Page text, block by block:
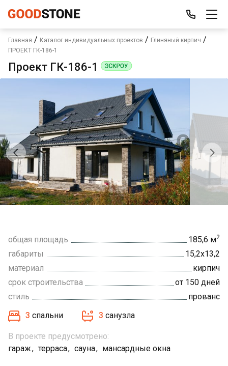
Главная / Каталог индивидуальных проектов / Глиняный кирпич /
ПРОЕКТ ГК-186-1
Проект ГК-186-1
общая площадь 185,6 м2
габариты
15,2х13,2
материал
кирпич
срок строительства
от 150 дней
стиль
прованс
3 спальни 3 санузла
В проекте предусмотрено:
гараж
терраса сауна мансардные окна